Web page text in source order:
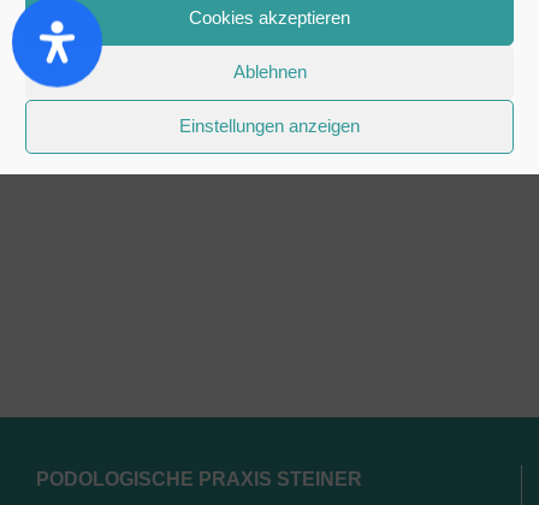
Cookies akzeptieren
Ablehnen
Einstellungen anzeigen
Wir beraten Sie gerne und stellen einen
entsprechenden Kostenvoranschlag für Ihre
Krankenkasse aus. Es ist wichtig, dass Sie diesen
PODOLOGISCHE PRAXIS STEINER